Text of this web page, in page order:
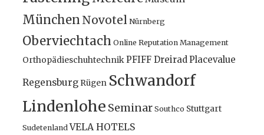
München Novotel Nürnberg
Oberviechtach Online Reputation Management
OrthopädieschuhtechnikPFIFF DreiradPlacevalue
Regensburg Rügen Schwandorf
Lindenlohe Seminar Southco Stuttgart
Sudetenland VELA HOTELS